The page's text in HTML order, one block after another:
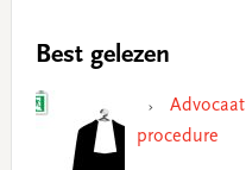
Best gelezen
procedure